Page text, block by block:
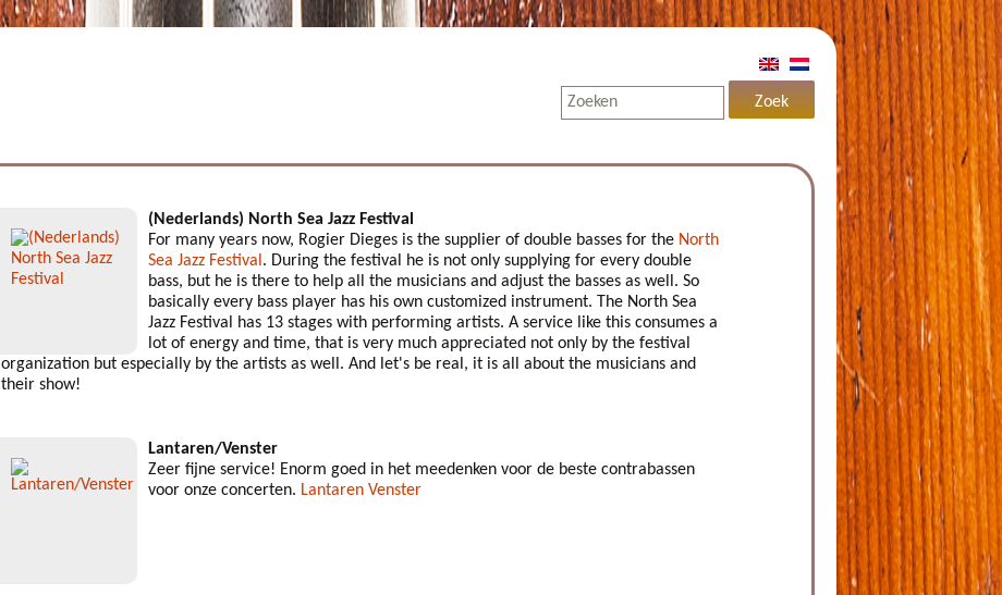
(Nederlands) North Sea Jazz Festival
For many years now, Rogier Dieges is the supplier of double basses for the North
Sea Jazz Festival . During the festival he is not only supplying for every double
bass, but he is there to help all the musicians and adjust the basses as well. So
basically every bass player has his own customized instrument. The North Sea
Jazz Festival has 13 stages with performing artists. A service like this consumes a
lot of energy and time, that is very much appreciated not only by the festival
organization but especially by the artists as well. And let's be real, it is all about the musicians and
their show!
Lantaren/Venster
Zeer fijne service! Enorm goed in het meedenken voor de beste contrabassen
voor onze concerten. Lantaren Venster